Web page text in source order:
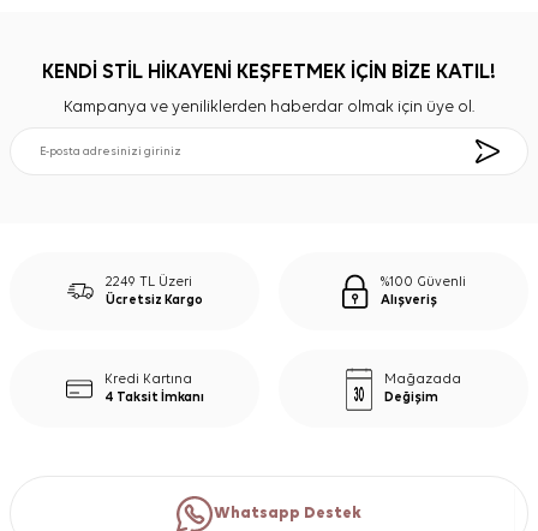
KENDİ STİL HİKAYENİ KEŞFETMEK İÇİN BİZE KATIL!
Kampanya ve yeniliklerden haberdar olmak için üye ol.
2249 TL Üzeri
Ücretsiz Kargo
%100 Güvenli
Alışveriş
Kredi Kartına
4 Taksit İmkanı
Mağazada
Değişim
Whatsapp Destek